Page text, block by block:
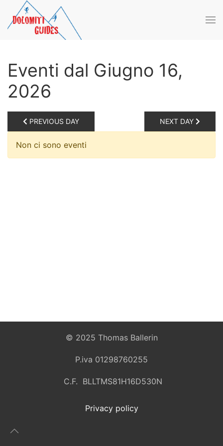
Skip to main content
Eventi dal Giugno 16,
2026
PREVIOUS DAY NEXT DAY
Non ci sono eventi
© 2025 Thomas Ballerin
P.iva 01298760255
C.F. BLLTMS81H16D530N
Privacy policy